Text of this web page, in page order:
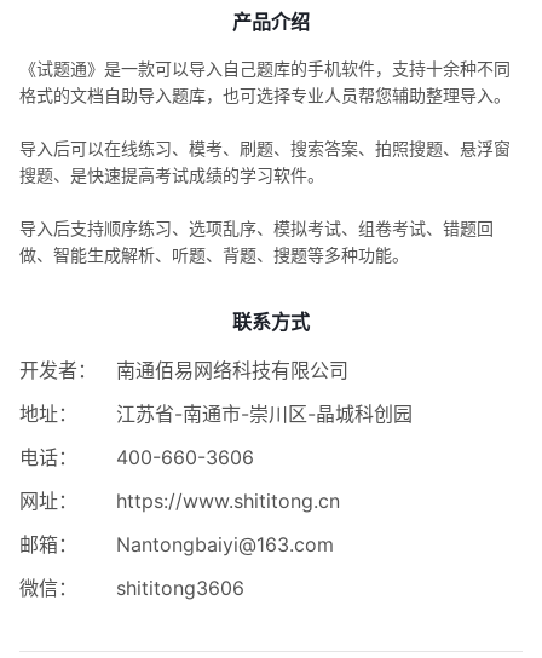
产品介绍
《试题通》是一款可以导入自己题库的手机软件，支持十余种不同
格式的文档自助导入题库，也可选择专业人员帮您辅助整理导入。
导入后可以在线练习、模考、刷题、搜索答案、拍照搜题、悬浮窗
搜题、是快速提高考试成绩的学习软件。
导入后支持顺序练习、选项乱序、模拟考试、组卷考试、错题回
做、智能生成解析、听题、背题、搜题等多种功能。
联系方式
开发者：
南通佰易网络科技有限公司
地址：
江苏省-南通市-崇川区-晶城科创园
电话：
400-660-3606
网址：
https://www.shititong.cn
邮箱：
Nantongbaiyi@163.com
微信：
shititong3606